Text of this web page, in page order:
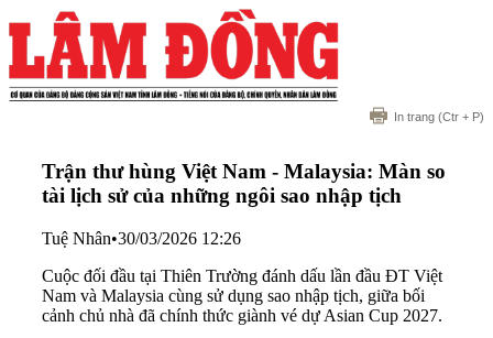
In trang (Ctr + P)
Trận thư hùng Việt Nam - Malaysia: Màn so
tài lịch sử của những ngôi sao nhập tịch
Tuệ Nhân•30/03/2026 12:26
Cuộc đối đầu tại Thiên Trường đánh dấu lần đầu ĐT Việt
Nam và Malaysia cùng sử dụng sao nhập tịch, giữa bối
cảnh chủ nhà đã chính thức giành vé dự Asian Cup 2027.